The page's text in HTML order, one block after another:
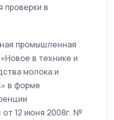
проверки в
промышленная
в технике и
молока и
в форме
12 июня 2008г. №